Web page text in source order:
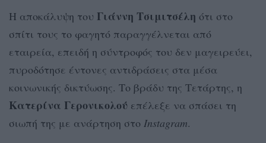
Η αποκάλυψη του Γιάννη Τσιμιτσέλη ότι στο
σπίτι τους το φαγητό παραγγέλνεται από
εταιρεία, επειδή η σύντροφός του δεν μαγειρεύει,
πυροδότησε έντονες αντιδράσεις στα μέσα
κοινωνικής δικτύωσης. Το βράδυ της Τετάρτης, η
Κατερίνα Γερονικολού επέλεξε να σπάσει τη
σιωπή της με ανάρτηση στο Instagram.